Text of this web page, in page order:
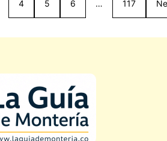
4 5 6 … 117